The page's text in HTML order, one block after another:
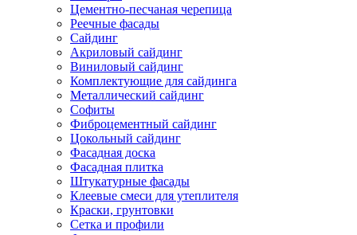
Цементно-песчаная черепица
Реечные фасады
Сайдинг
Акриловый сайдинг
Виниловый сайдинг
Комплектующие для сайдинга
Металлический сайдинг
Софиты
Фиброцементный сайдинг
Цокольный сайдинг
Фасадная доска
Фасадная плитка
Штукатурные фасады
Клеевые смеси для утеплителя
Краски, грунтовки
Сетка и профили